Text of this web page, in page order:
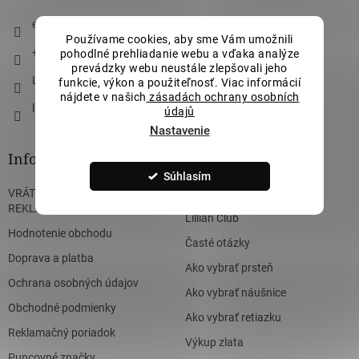
Používame cookies, aby sme Vám umožnili
pohodlné prehliadanie webu a vďaka analýze
prevádzky webu neustále zlepšovali jeho
funkcie, výkon a použiteľnosť. Viac informácií
nájdete v našich zásadách ochrany osobních
údajů
Nastavenie
Súhlasím
eshop
+421 911 490 710
Lillian Vassago Jewellery
Informácie pre vás
VRÁTENIE, VÝMENA A
REKLAMÁCIA
Hodnotenie obchodu
Doprava a platba
Ochrana osobných údajov
Obchodné podmienky
Reklamačný poriadok
ZÁKÁZKOVÁ VÝROBA
Lillian Club
Časté otázky
Ako vybrať prsteň
Ako vybrať náušnice
Ako vybrať retiazku
Výkup zlata